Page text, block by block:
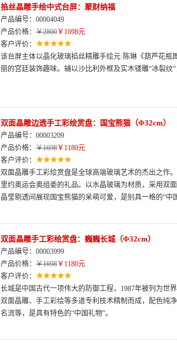
掐丝晶雕手绘中式台屏：聚财纳福
产品编号：00004049
产品价格： ￥2800￥1698元
客户评价：
该台屏主体以晶化玻璃掐丝精雕手绘元·陈琳《葫芦花
丽的宫廷装饰趣味。辅以沙比利外框及实木镂雕“冰裂纹
双面晶雕边透手工彩绘赏盘：国宝熊猫（Φ32cm）
产品编号：00003209
产品价格： ￥1698￥1180元
客户评价：
双面晶雕手工彩绘赏盘是全球高端玻璃艺术的杰出之作
里约奥运会奥组委的礼品。以水晶玻璃为材质，采用双
晶莹剔透间展现国宝熊猫的呆萌可爱，是别具一格的“中
双面晶雕手工彩绘赏盘：巍巍长城（Φ32cm）
产品编号：00003999
产品价格： ￥1698￥1180元
客户评价：
长城是中国古代一项伟大的防御工程，1987年被列为世
双面晶雕、手工彩绘等多道专利技术精制而成，配色纯
名流等，是具有特色的“中国礼物”。